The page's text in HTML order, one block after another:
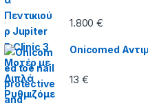
1.800€
Onicomed
13 €